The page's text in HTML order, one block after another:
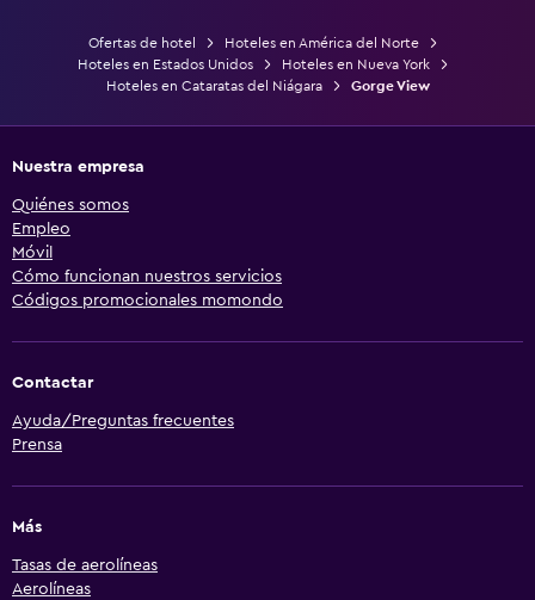
Ofertas de hotel
Hoteles en América del Norte
Hoteles en Estados Unidos
Hoteles en Nueva York
Hoteles en Cataratas del Niágara
Gorge View
Nuestra empresa
Quiénes somos
Empleo
Móvil
Cómo funcionan nuestros servicios
Códigos promocionales momondo
Contactar
Ayuda/Preguntas frecuentes
Prensa
Más
Tasas de aerolíneas
Aerolíneas